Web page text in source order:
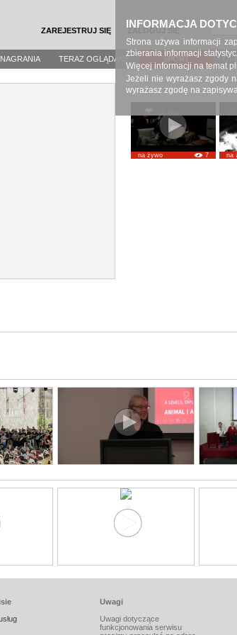
INFORMACJA
Strona używa informacji
zbierania informacji
Więcej informacji na temat
Jeżeli nie wyrażasz zgody
wyrażasz zgodę na
ZAREJESTRUJ SIĘ ZALOGUJ SIĘ
NAGRANIA TERAZ OGLĄDANE SPORT
na żywo 7 na
Uwagi
Uwagi dotyczące
funkcjonowania serwisu